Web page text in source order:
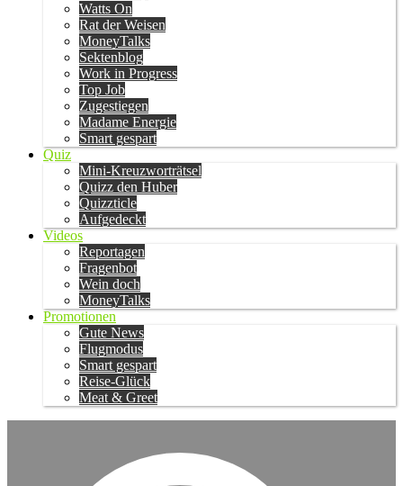
Watts On
Rat der Weisen
MoneyTalks
Sektenblog
Work in Progress
Top Job
Zugestiegen
Madame Energie
Smart gespart
Quiz
Mini-Kreuzworträtsel
Quizz den Huber
Quizzticle
Aufgedeckt
Videos
Reportagen
Fragenbot
Wein doch
MoneyTalks
Promotionen
Gute News
Flugmodus
Smart gespart
Reise-Glück
Meat & Greet